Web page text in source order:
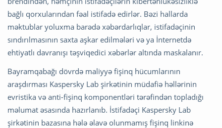
bağlı qorxularından fəal istifadə edirlər. Bəzi hallarda
məktublar yoluxma barədə xəbərdarlıqlar, istifadəçinin
sındırılmasının saxta aşkar edilmələri və ya İnternetdə
ehtiyatlı davranışı təşviqedici xəbərlər altında maskalanır.
Bayramqabağı dövrdə maliyyə fişinq hücumlarının
araşdırması Kaspersky Lab şirkətinin müdafiə həllərinin
evristika və anti-fişinq komponentləri tərəfindən topladığı
məlumat əsasında hazırlanıb. İstifadəçi Kaspersky Lab
şirkətinin bazasına hələ əlavə olunmamış fişinq linkinə